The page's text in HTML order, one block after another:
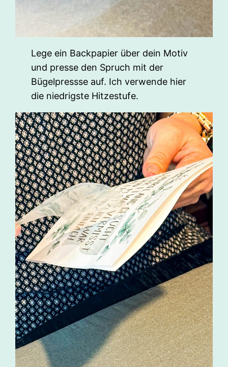
Lege ein Backpapier über dein Motiv
und presse den Spruch mit der
Bügelpressse auf. Ich verwende hier
die niedrigste Hitzestufe.